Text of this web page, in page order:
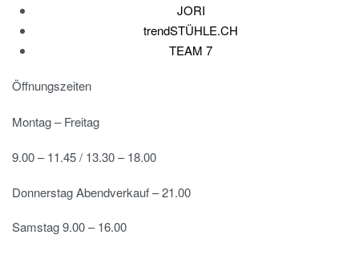
JORI
trendSTÜHLE.CH
TEAM 7
Öffnungszeiten
Montag – Freitag
9.00 – 11.45 / 13.30 – 18.00
Donnerstag Abendverkauf – 21.00
Samstag 9.00 – 16.00